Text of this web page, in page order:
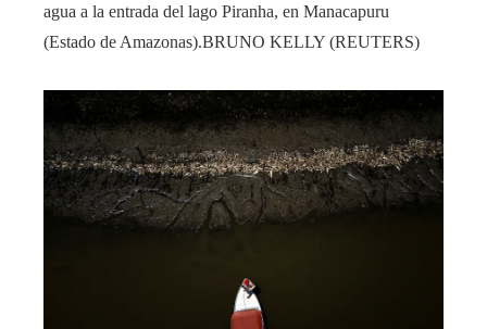
agua a la entrada del lago Piranha, en Manacapuru
(Estado de Amazonas).BRUNO KELLY (REUTERS)